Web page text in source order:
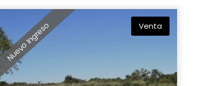
Nuevo Ingreso Venta